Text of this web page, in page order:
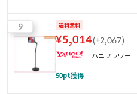
9 送料無料
¥5,014(+2,067)
ハニフラワー
50pt獲得